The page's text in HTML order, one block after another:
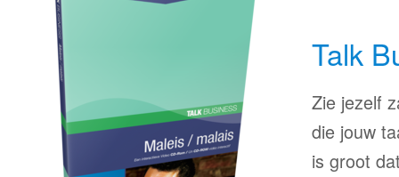
Talk
Zie jezelf
die jouw
is groot